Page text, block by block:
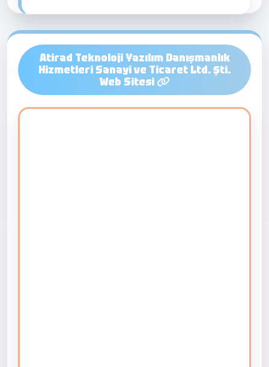
Atirad Teknoloji Yazılım Danışmanlık
Hizmetleri Sanayi ve Ticaret Ltd. Şti.
Web Sitesi